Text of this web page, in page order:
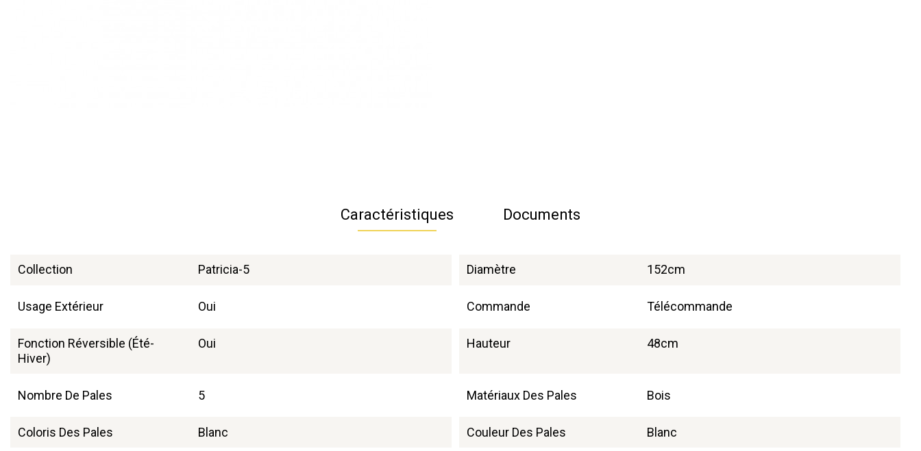
Caractéristiques
Collection Patricia-5 Diamètre 152cm
Usage Extérieur Oui Commande Télécommande
Fonction Réversible (été-
Hiver)
Oui Hauteur 48cm
Nombre De Pales 5 Matériaux Des Pales Bois
Coloris Des Pales Blanc Couleur Des Pales Blanc
Documents